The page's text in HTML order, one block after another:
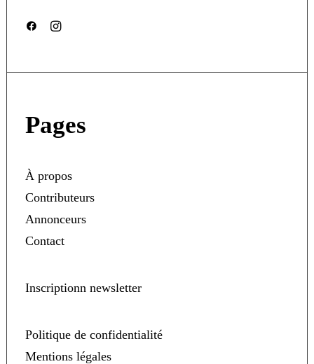
Pages
À propos
Contributeurs
Annonceurs
Contact
Inscriptionn newsletter
Politique de confidentialité
Mentions légales